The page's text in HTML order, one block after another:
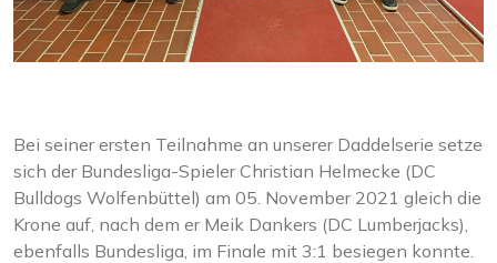
Bei seiner ersten Teilnahme an unserer Daddelserie setze
sich der Bundesliga-Spieler Christian Helmecke (DC
Bulldogs Wolfenbüttel) am 05. November 2021 gleich die
Krone auf, nach dem er Meik Dankers (DC Lumberjacks),
ebenfalls Bundesliga, im Finale mit 3:1 besiegen konnte.